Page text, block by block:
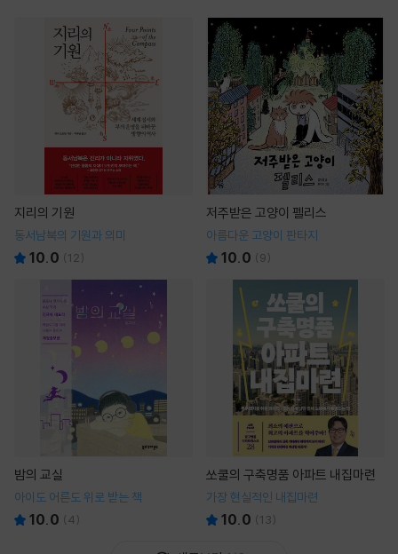
지리의 기원
동서남북의 기원과 의미
10.0 (12)
저주받은 고양이 펠리스
아름다운 고양이 판타지
10.0 (9)
밤의 교실
아이도 어른도 위로 받는 책
10.0 (4)
쏘쿨의 구축명품 아파트 내집마련
가장 현실적인 내집마련
10.0 (13)